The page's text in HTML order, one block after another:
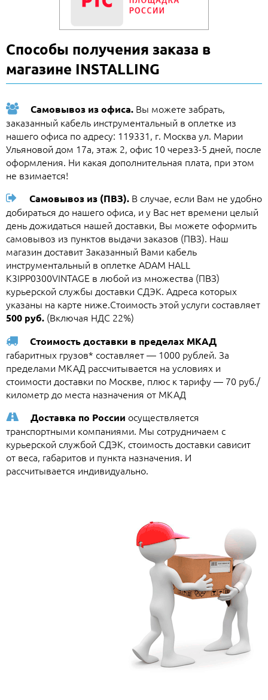
Способы получения заказа в
магазине INSTALLING
Самовывоз из офиса. Вы можете забрать,
заказанный кабель инструментальный в оплетке из
нашего офиса по адресу: 119331, г. Москва ул. Марии
Ульяновой дом 17а, этаж 2, офис 10 через3-5 дней, после
оформления. Ни какая дополнительная плата, при этом
не взимается!
Самовывоз из (ПВЗ). В случае, если Вам не удобно
добираться до нашего офиса, и у Вас нет времени целый
день дожидаться нашей доставки, Вы можете оформить
самовывоз из пунктов выдачи заказов (ПВЗ). Наш
магазин доставит Заказанный Вами кабель
инструментальный в оплетке ADAM HALL
K3IPP0300VINTAGE в любой из множества (ПВЗ)
курьерской службы доставки СДЭК. Адреса которых
указаны на карте ниже.Стоимость этой услуги составляет
500 руб. (Включая НДС 22%)
Стоимость доставки в пределах МКАД
габаритных грузов* составляет — 1000 рублей. За
пределами МКАД рассчитывается на условиях и
стоимости доставки по Москве, плюс к тарифу — 70 руб./
километр до места назначения от МКАД
Доставка по России осуществляется
транспортными компаниями. Мы сотрудничаем с
курьерской службой СДЭК, стоимость доставки сависит
от веса, габаритов и пункта назначения. И
рассчитывается индивидуально.